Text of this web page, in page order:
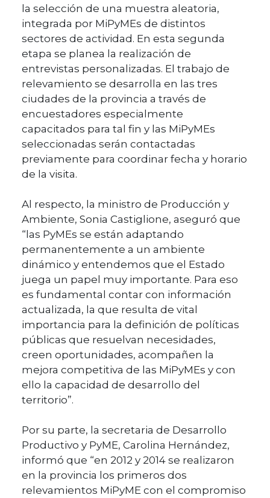
la selección de una muestra aleatoria,
integrada por MiPyMEs de distintos
sectores de actividad. En esta segunda
etapa se planea la realización de
entrevistas personalizadas. El trabajo de
relevamiento se desarrolla en las tres
ciudades de la provincia a través de
encuestadores especialmente
capacitados para tal fin y las MiPyMEs
seleccionadas serán contactadas
previamente para coordinar fecha y horario
de la visita.
Al respecto, la ministro de Producción y
Ambiente, Sonia Castiglione, aseguró que
“las PyMEs se están adaptando
permanentemente a un ambiente
dinámico y entendemos que el Estado
juega un papel muy importante. Para eso
es fundamental contar con información
actualizada, la que resulta de vital
importancia para la definición de políticas
públicas que resuelvan necesidades,
creen oportunidades, acompañen la
mejora competitiva de las MiPyMEs y con
ello la capacidad de desarrollo del
territorio”.
Por su parte, la secretaria de Desarrollo
Productivo y PyME, Carolina Hernández,
informó que “en 2012 y 2014 se realizaron
en la provincia los primeros dos
relevamientos MiPyME con el compromiso